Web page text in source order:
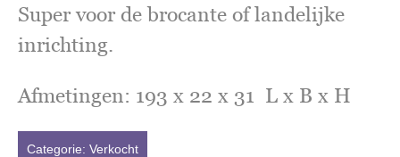
Super voor de brocante of landelijke
inrichting.
Afmetingen: 193 x 22 x 31 L x B x H
Categorie: Verkocht